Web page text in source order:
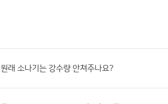
원래 소나기는 강수량 안쳐주나요?